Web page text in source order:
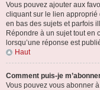
Vous pouvez ajouter aux
cliquant sur le lien approprié
en bas des sujets et parfois
Répondre à un sujet tout en
lorsqu’une réponse est
Haut
Comment puis-je
Vous pouvez vous abonner